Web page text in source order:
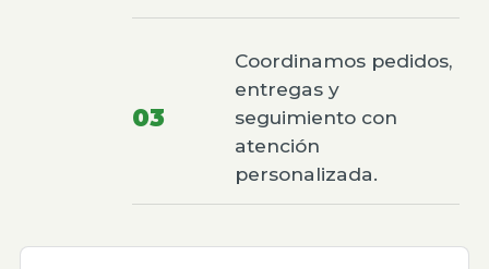
03
Coordinamos pedidos,
entregas y
seguimiento con
atención
personalizada.